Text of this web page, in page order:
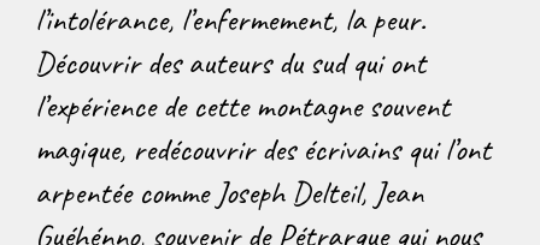
l’intolérance, l’enfermement, la peur.
Découvrir des auteurs du sud qui ont
l’expérience de cette montagne souvent
magique, redécouvrir des écrivains qui l’ont
arpentée comme Joseph Delteil, Jean
Guéhénno, souvenir de Pétrarque qui nous